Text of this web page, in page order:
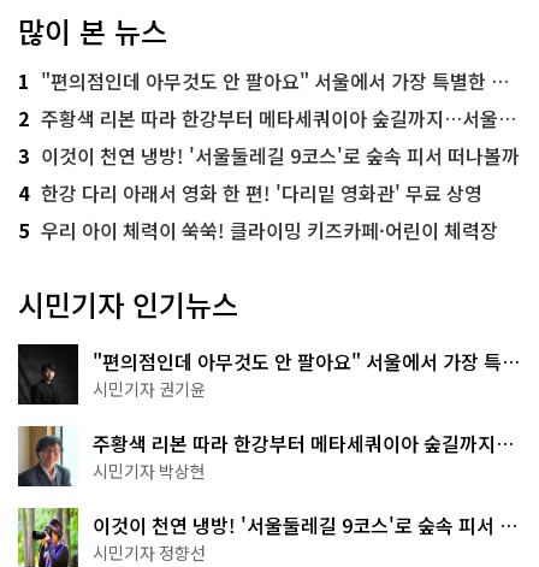
많이 본 뉴스
1 "편의점인데 아무것도 안 팔아요" 서울에서 가장 특별한 편의점의 정체
2 주황색 리본 따라 한강부터 메타세쿼이아 숲길까지…서울둘레길 15코스
3 이것이 천연 냉방! '서울둘레길 9코스'로 숲속 피서 떠나볼까
4 한강 다리 아래서 영화 한 편! '다리밑 영화관' 무료 상영
5 우리 아이 체력이 쑥쑥! 클라이밍 키즈카페·어린이 체력장
시민기자 인기뉴스
"편의점인데 아무것도 안 팔아요" 서울에서 가장 특별
한 편의점의 정체
시민기자 권기윤
주황색 리본 따라 한강부터 메타세쿼이아 숲길까지…
서울둘레길 15코스
시민기자 박상현
이것이 천연 냉방! '서울둘레길 9코스'로 숲속 피서 떠
나볼까
시민기자 정향선